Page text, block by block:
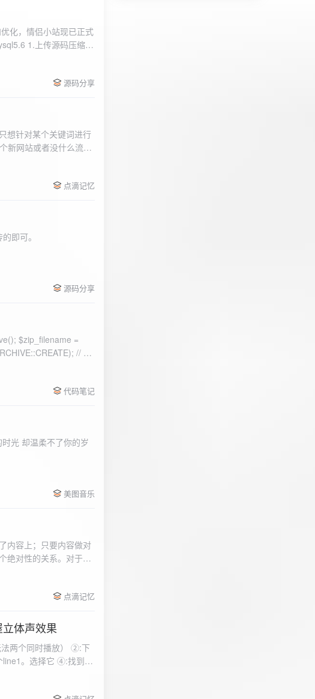
化，情侣小站现已正式
1.上传源码压缩包
源码分享
想针对某个关键词进行
新网站或者没什么流量
点滴记忆
即可。
源码分享
$zip_filename =
zip 对象 */ function
代码笔记
光 却温柔不了你的岁
美图音乐
内容上；只要内容做对
绝对性的关系。对于质
点滴记忆
体声效果
两个同时播放） ②:下
择它 ④:找到安